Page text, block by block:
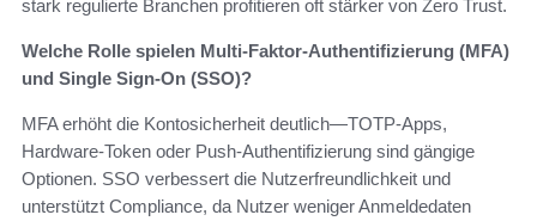
stark regulierte Branchen profitieren oft stärker von Zero Trust.
Welche Rolle spielen Multi-Faktor-Authentifizierung (MFA)
und Single Sign-On (SSO)?
MFA erhöht die Kontosicherheit deutlich—TOTP-Apps,
Hardware-Token oder Push-Authentifizierung sind gängige
Optionen. SSO verbessert die Nutzerfreundlichkeit und
unterstützt Compliance, da Nutzer weniger Anmeldedaten